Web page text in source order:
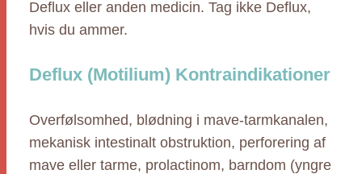
Deflux eller anden medicin. Tag ikke Deflux,
hvis du ammer.
Deflux (Motilium) Kontraindikationer
Overfølsomhed, blødning i mave-tarmkanalen,
mekanisk intestinalt obstruktion, perforering af
mave eller tarme, prolactinom, barndom (yngre